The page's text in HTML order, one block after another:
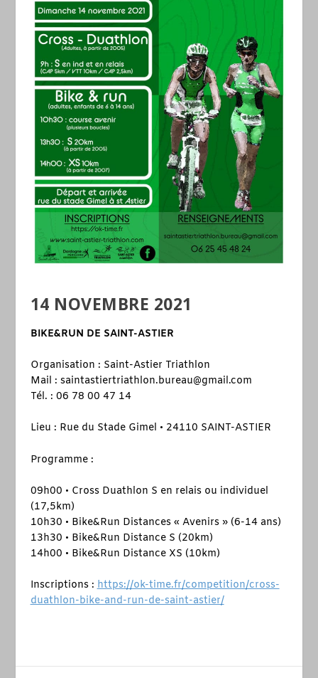
14 NOVEMBRE 2021
BIKE&RUN DE SAINT-ASTIER
Organisation : Saint-Astier Triathlon
Mail : saintastiertriathlon.bureau@gmail.com
Tél. : 06 78 00 47 14
Lieu : Rue du Stade Gimel • 24110 SAINT-ASTIER
Programme :
09h00 • Cross Duathlon S en relais ou individuel
(17,5km)
10h30 • Bike&Run Distances « Avenirs » (6-14 ans)
13h30 • Bike&Run Distance S (20km)
14h00 • Bike&Run Distance XS (10km)
Inscriptions :https://ok-time.fr/competition/cross-
duathlon-bike-and-run-de-saint-astier/